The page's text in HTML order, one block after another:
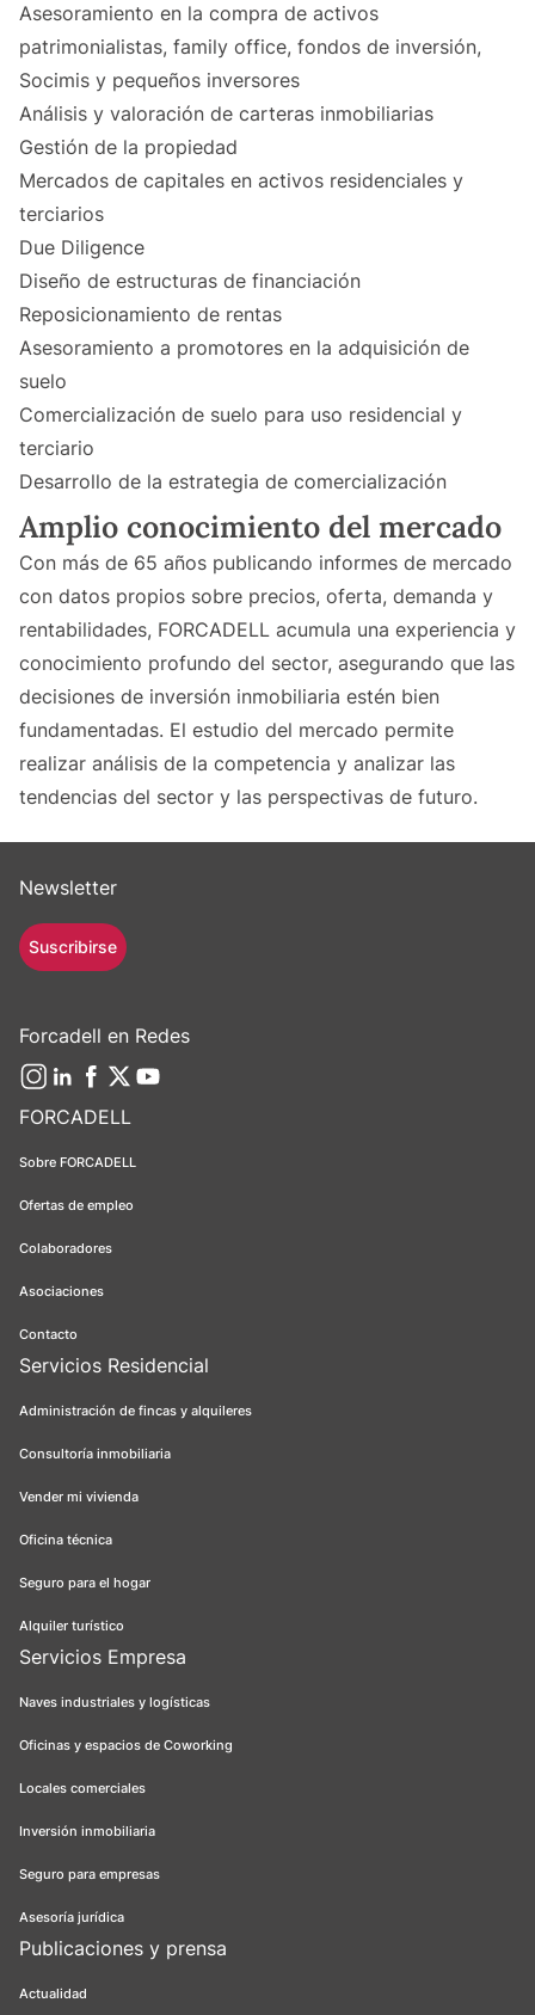
Asesoramiento en la compra de activos
patrimonialistas, family office, fondos de inversión,
Socimis y pequeños inversores
Análisis y valoración de carteras inmobiliarias
Gestión de la propiedad
Mercados de capitales en activos residenciales y
terciarios
Due Diligence
Diseño de estructuras de financiación
Reposicionamiento de rentas
Asesoramiento a promotores en la adquisición de
suelo
Comercialización de suelo para uso residencial y
terciario
Desarrollo de la estrategia de comercialización
Amplio conocimiento del mercado
Con más de 65 años publicando informes de mercado
con datos propios sobre precios, oferta, demanda y
rentabilidades, FORCADELL acumula una experiencia y
conocimiento profundo del sector, asegurando que las
decisiones de inversión inmobiliaria estén bien
fundamentadas. El estudio del mercado permite
realizar análisis de la competencia y analizar las
tendencias del sector y las perspectivas de futuro.
FORCADELL
Sobre FORCADELL
Ofertas de empleo
Colaboradores
Asociaciones
Contacto
Servicios Residencial
Administración de fincas y alquileres
Consultoría inmobiliaria
Vender mi vivienda
Oficina técnica
Seguro para el hogar
Alquiler turístico
Servicios Empresa
Naves industriales y logísticas
Oficinas y espacios de Coworking
Locales comerciales
Inversión inmobiliaria
Seguro para empresas
Asesoría jurídica
Publicaciones y prensa
Actualidad
Newsletter
Suscribirse
Forcadell en Redes